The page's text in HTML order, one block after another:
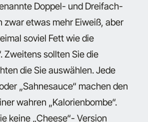
Doppel- und Dreifach-
zwar etwas mehr Eiweiß, aber
soviel Fett wie die
Zweitens sollten Sie die
die Sie auswählen. Jede
„Sahnesauce“ machen den
wahren „Kalorienbombe“.
keine „Cheese“- Version